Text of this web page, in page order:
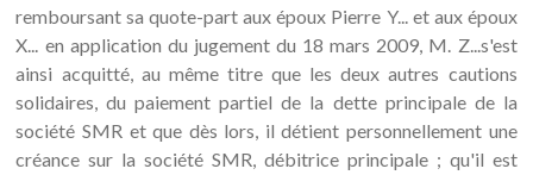
remboursant sa quote-part aux époux Pierre Y... et aux époux
X... en application du jugement du 18 mars 2009, M. Z...s'est
ainsi acquitté, au même titre que les deux autres cautions
solidaires, du paiement partiel de la dette principale de la
société SMR et que dès lors, il détient personnellement une
créance sur la société SMR, débitrice principale ; qu'il est